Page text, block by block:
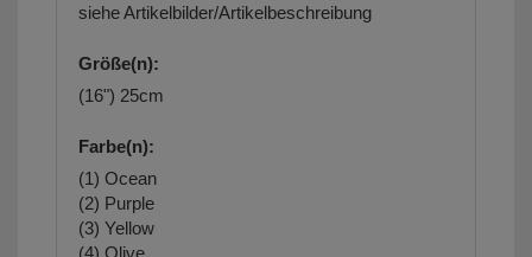
siehe Artikelbilder/Artikelbeschreibung
Größe(n):
(16") 25cm
Farbe(n):
(1) Ocean
(2) Purple
(3) Yellow